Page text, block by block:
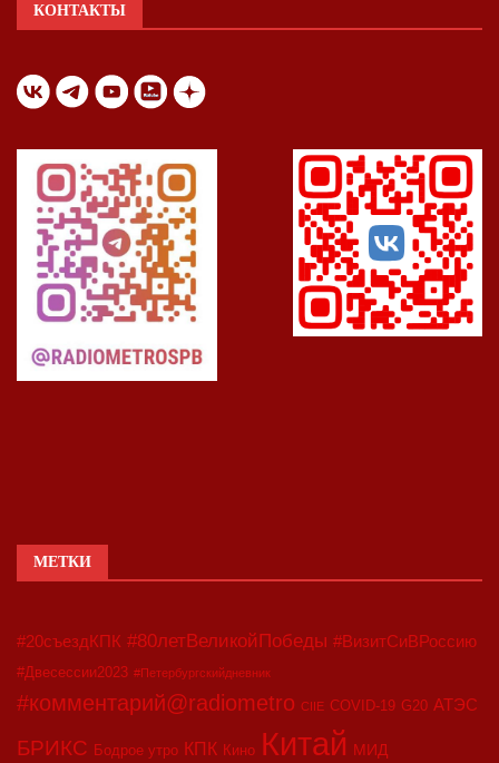
КОНТАКТЫ
МЕТКИ
#20съездКПК #80летВеликойПобеды #ВизитСиВРоссию
#Двесессии2023 #Петербургскийдневник
#комментарий@radiometro CIIE COVID-19 G20 АТЭС
БРИКС Бодрое утро КПК Кино Китай МИД